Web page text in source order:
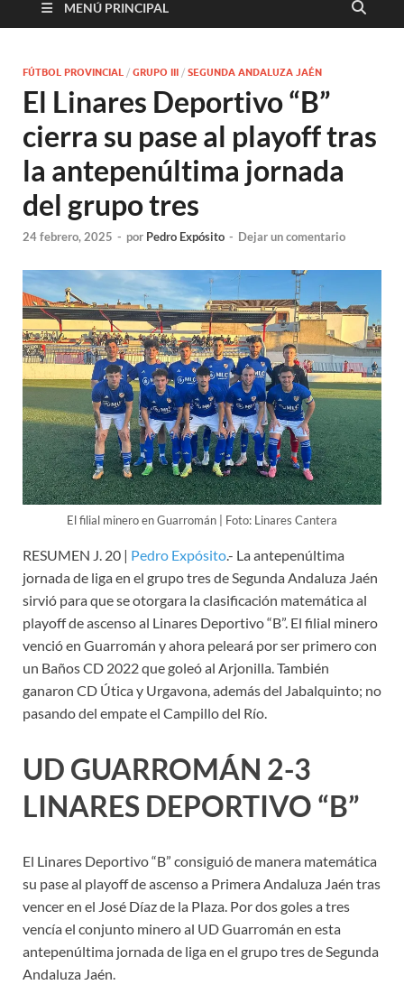
MENÚ PRINCIPAL
FÚTBOL PROVINCIAL / GRUPO III / SEGUNDA ANDALUZA JAÉN
El Linares Deportivo “B”
cierra su pase al playoff tras
la antepenúltima jornada
del grupo tres
24 febrero, 2025 - por Pedro Expósito - Dejar un comentario
El filial minero en Guarromán | Foto: Linares Cantera
RESUMEN J. 20 | Pedro Expósito.- La antepenúltima
jornada de liga en el grupo tres de Segunda Andaluza Jaén
sirvió para que se otorgara la clasificación matemática al
playoff de ascenso al Linares Deportivo “B”. El filial minero
venció en Guarromán y ahora peleará por ser primero con
un Baños CD 2022 que goleó al Arjonilla. También
ganaron CD Útica y Urgavona, además del Jabalquinto; no
pasando del empate el Campillo del Río.
UD GUARROMÁN 2-3
LINARES DEPORTIVO “B”
El Linares Deportivo “B” consiguió de manera matemática
su pase al playoff de ascenso a Primera Andaluza Jaén tras
vencer en el José Díaz de la Plaza. Por dos goles a tres
vencía el conjunto minero al UD Guarromán en esta
antepenúltima jornada de liga en el grupo tres de Segunda
Andaluza Jaén.